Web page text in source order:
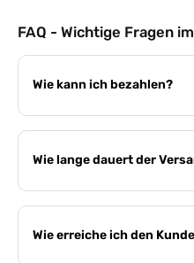
FAQ - Wichtige Fragen
Wie kann ich bezahlen?
Wie lange dauert der
Wie erreiche ich den